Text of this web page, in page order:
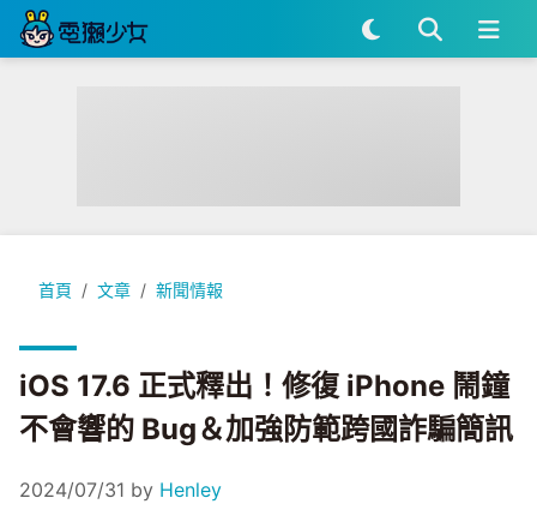
首頁 文章 新聞情報
iOS 17.6 正式釋出！修復 iPhone 鬧鐘不會響的 Bug＆加強防
iOS 17.6 正式釋出！修復 iPhone 鬧鐘
不會響的 Bug＆加強防範跨國詐騙簡訊
2024/07/31 by Henley